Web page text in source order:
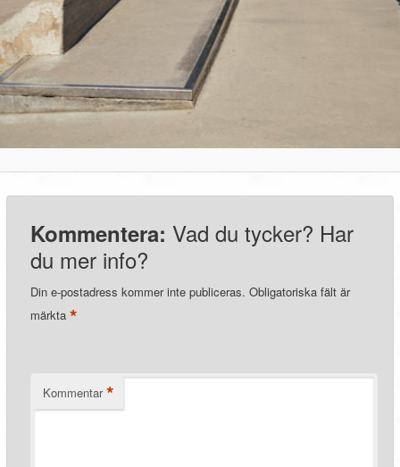
Kommentera: Vad du tycker? Har
du mer info?
Din e-postadress kommer inte publiceras. Obligatoriska fält är
märkta*
Kommentar *